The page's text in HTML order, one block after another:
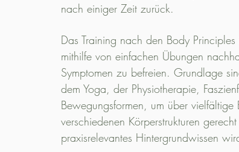
nach einiger Zeit zurück.
Das Training nach den Body
mithilfe von einfachen Übungen
Symptomen zu befreien. Grundlage
dem Yoga, der Physiotherapie,
Bewegungsformen, um über vielfältige
verschiedenen Körperstrukturen
praxisrelevantes Hintergrundwissen